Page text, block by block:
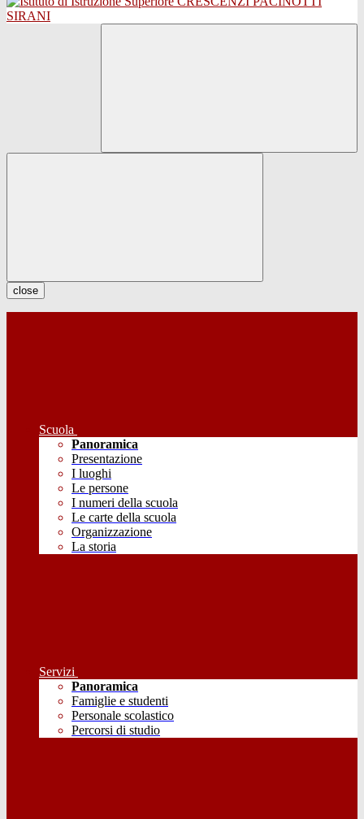
close
Scuola
Panoramica
Presentazione
I luoghi
Le persone
I numeri della scuola
Le carte della scuola
Organizzazione
La storia
Servizi
Panoramica
Famiglie e studenti
Personale scolastico
Percorsi di studio